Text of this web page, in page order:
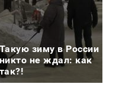
Такую зиму в России
никто не ждал: как
так?!